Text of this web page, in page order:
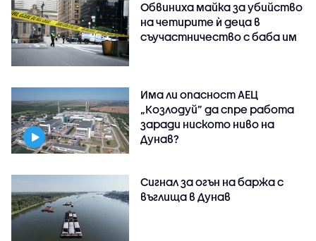
Обвиниха майка за убийство
на четирите ѝ деца в
съучастничество с баба им
Има ли опасност АЕЦ
„Козлодуй” да спре работа
заради ниското ниво на
Дунав?
Сигнал за огън на баржа с
въглища в Дунав